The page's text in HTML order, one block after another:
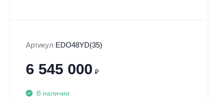
Артикул EDO48YD(35)
6 545 000 ₽
В наличии